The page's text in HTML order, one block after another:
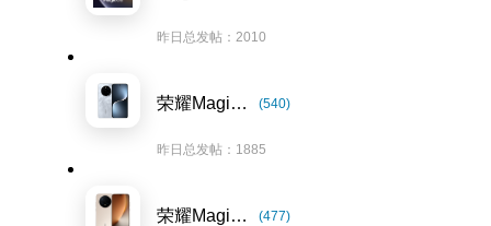
昨日总发帖：2010
荣耀Magic7系列 (540)
昨日总发帖：1885
荣耀Magic8系列 (477)